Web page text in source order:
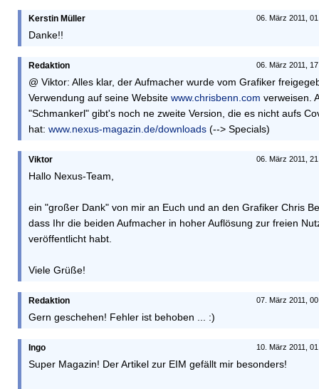
06. März 2011,
Kerstin Müller
Danke!!
06. März 2011,
Redaktion
@ Viktor: Alles klar, der Aufmacher wurde vom Grafiker
Verwendung auf seine Website www.chrisbenn.com verweisen.
"Schmankerl" gibt's noch ne zweite Version, die es nicht aufs
hat: www.nexus-magazin.de/downloads (--> Specials)
06. März 2011,
Viktor
Hallo Nexus-Team,
ein "großer Dank" von mir an Euch und an den Grafiker Chris
dass Ihr die beiden Aufmacher in hoher Auflösung zur freien
veröffentlicht habt.
Viele Grüße!
07. März 2011,
Redaktion
Gern geschehen! Fehler ist behoben ... :)
10. März 2011,
Ingo
Super Magazin! Der Artikel zur EIM gefällt mir besonders!